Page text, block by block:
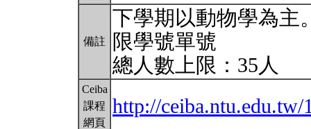
備註
下學期以動物學為主
限學號單號
總人數上限：35人
Ceiba
課程
網頁
http://ceiba.ntu.edu.tw/